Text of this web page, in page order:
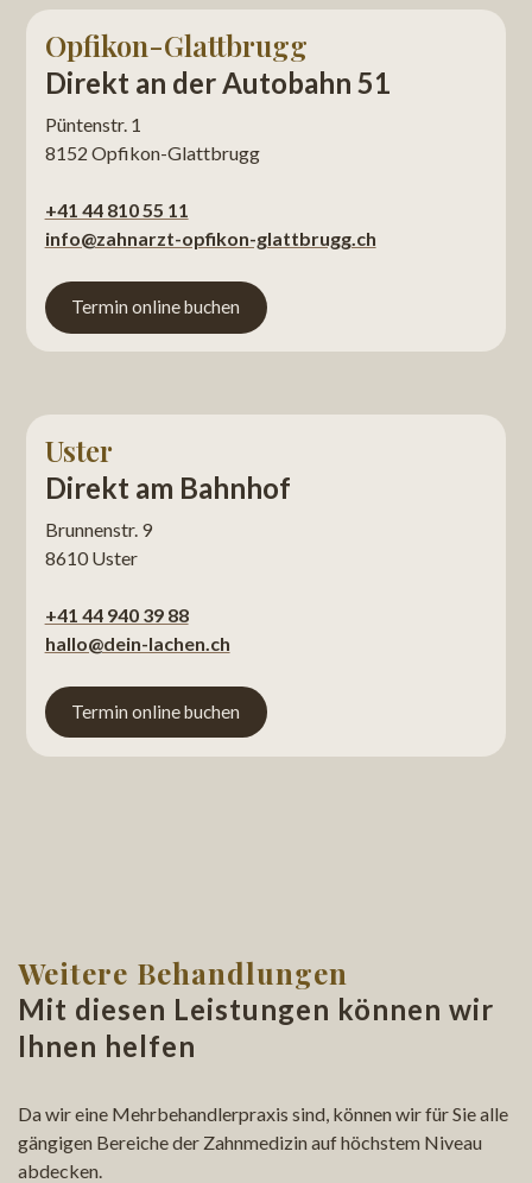
Opfikon-Glattbrugg
Direkt an der Autobahn 51
Püntenstr. 1
8152 Opfikon-Glattbrugg
+41 44 810 55 11
info@zahnarzt-opfikon-glattbrugg.ch
Termin online buchen
Uster
Direkt am Bahnhof
Brunnenstr. 9
8610 Uster
+41 44 940 39 88
hallo@dein-lachen.ch
Termin online buchen
Weitere Behandlungen
Mit diesen Leistungen können wir
Ihnen helfen
Da wir eine Mehrbehandlerpraxis sind, können wir für Sie alle
gängigen Bereiche der Zahnmedizin auf höchstem Niveau
abdecken.